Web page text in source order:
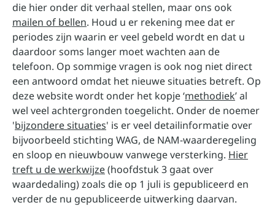
die hier onder dit verhaal stellen, maar ons ook
mailen of bellen. Houd u er rekening mee dat er
periodes zijn waarin er veel gebeld wordt en dat u
daardoor soms langer moet wachten aan de
telefoon. Op sommige vragen is ook nog niet direct
een antwoord omdat het nieuwe situaties betreft. Op
deze website wordt onder het kopje ‘methodiek’ al
wel veel achtergronden toegelicht. Onder de noemer
'bijzondere situaties' is er veel detailinformatie over
bijvoorbeeld stichting WAG, de NAM-waarderegeling
en sloop en nieuwbouw vanwege versterking. Hier
treft u de werkwijze(hoofdstuk 3 gaat over
waardedaling) zoals die op 1 juli is gepubliceerd en
verder de nu gepubliceerde uitwerking daarvan.